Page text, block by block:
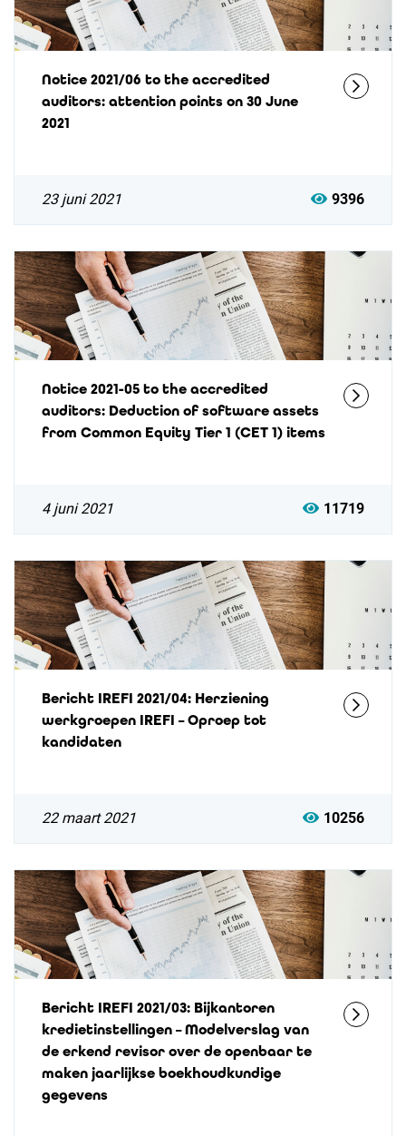
Notice 2021/06 to the accredited
auditors: attention points on 30 June
2021
23 juni 2021 9396
Notice 2021-05 to the accredited
auditors: Deduction of software assets
from Common Equity Tier 1 (CET 1) items
4 juni 2021 11719
Bericht IREFI 2021/04: Herziening
werkgroepen IREFI – Oproep tot
kandidaten
22 maart 2021 10256
Bericht IREFI 2021/03: Bijkantoren
kredietinstellingen – Modelverslag van
de erkend revisor over de openbaar te
maken jaarlijkse boekhoudkundige
gegevens